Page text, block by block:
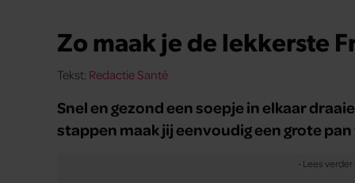
Zo maak je de lekkerste
Tekst: Redactie Santé
Snel en gezond een soepje in elkaar
stappen maak jij eenvoudig een grote